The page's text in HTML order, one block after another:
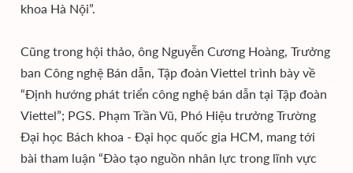
khoa Hà Nội”.
Cũng trong hội thảo, ông Nguyễn Cương Hoàng, Trưởng
ban Công nghệ Bán dẫn, Tập đoàn Viettel trình bày về
“Định hướng phát triển công nghệ bán dẫn tại Tập đoàn
Viettel”; PGS. Phạm Trần Vũ, Phó Hiệu trưởng Trường
Đại học Bách khoa - Đại học quốc gia HCM, mang tới
bài tham luận “Đào tạo nguồn nhân lực trong lĩnh vực